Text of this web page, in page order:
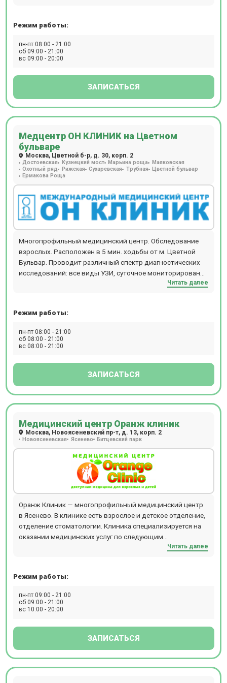
исследований – УЗИ, допплерографии, рентгенографии,
во сне. На территории центра расположена лаборатория,
в которой выполняют свыше 200 анализов. Женщинам
Минздрава РФ и дополненные рекомендациями ВОЗ.
Режим работы:
пн-пт 08:00 - 21:00
сб 09:00 - 21:00
вс 09:00 - 20:00
ЗАПИСАТЬСЯ
Медцентр ОН КЛИНИК на Цветном
бульваре
Москва, Цветной б-р, д. 30, корп. 2
Достоевская Кузнецкий мост Марьина роща Маяковская
Охотный ряд Рижская Сухаревская Трубная
Цветной бульвар
Ермакова Роща
Многопрофильный медицинский центр. Обследование
взрослых. Расположен в 5 мин. ходьбы от м. Цветной
Бульвар. Проводит различный спектр диагностических
исследований: все виды УЗИ, суточное мониторирование
АД+ЭКГ, суточное ЭКГ мониторирование (по Холтеру),
физической нагрузкой (велоэргометрия или тредмил-
цистоскопию, ЭФГДС и другие. Прием происходит по
предварительной записи.
Читать далее
Режим работы:
пн-пт 08:00 - 21:00
сб 08:00 - 21:00
вс 08:00 - 21:00
ЗАПИСАТЬСЯ
Медицинский центр Оранж клиник
Москва, Новоясеневский пр-т, д. 13, корп. 2
Новоясеневская Ясенево Битцевский парк
Оранж Клиник — многопрофильный медицинский центр
в Ясенево. В клинике есть взрослое и детское отделение,
отделение стоматологии. Клиника специализируется на
оказании медицинских услуг по следующим
направлениям: диагностика и лечение. КТ, УЗИ,Читать далее
Режим работы:
пн-пт 09:00 - 21:00
сб 09:00 - 21:00
вс 10:00 - 20:00
ЗАПИСАТЬСЯ